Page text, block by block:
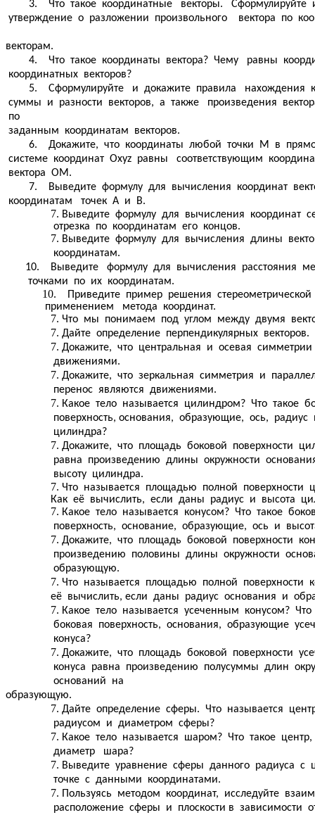
3. Что такое координатные векторы. Сформулируйте
утверждение о разложении произвольного вектора по
векторам.
4. Что такое координаты вектора? Чему равны
координатных векторов?
5. Сформулируйте и докажите правила нахождения
суммы и разности векторов, а также произведения
по
заданным координатам векторов.
6. Докажите, что координаты любой точки М в
системе координат Оxyz равны соответствующим
вектора ОМ.
7. Выведите формулу для вычисления координат
координатам точек А и В.
Выведите формулу для вычисления координат
отрезка по координатам его концов.
Выведите формулу для вычисления длины
координатам.
10. Выведите формулу для вычисления расстояния
точками по их координатам.
Приведите пример решения
применением метода координат.
Что мы понимаем под углом между двумя
Дайте определение перпендикулярных векторов.
Докажите, что центральная и осевая
движениями.
Докажите, что зеркальная симметрия и
перенос являются движениями.
Какое тело называется цилиндром? Что такое
поверхность, основания, образующие, ось, радиус
цилиндра?
Докажите, что площадь боковой поверхности
равна произведению длины окружности
высоту цилиндра.
Что называется площадью полной поверхности
Как её вычислить, если даны радиус и высота
Какое тело называется конусом? Что такое
поверхность, основание, образующие, ось и
Докажите, что площадь боковой поверхности
произведению половины длины окружности
образующую.
Что называется площадью полной поверхности
её вычислить, если даны радиус основания и
Какое тело называется усеченным конусом? Что
боковая поверхность, основания, образующие
конуса?
Докажите, что площадь боковой поверхности
конуса равна произведению полусуммы длин
оснований на
образующую.
Дайте определение сферы. Что называется
радиусом и диаметром сферы?
Какое тело называется шаром? Что такое
диаметр шара?
Выведите уравнение сферы данного радиуса с
точке с данными координатами.
Пользуясь методом координат, исследуйте
расположение сферы и плоскости в зависимости